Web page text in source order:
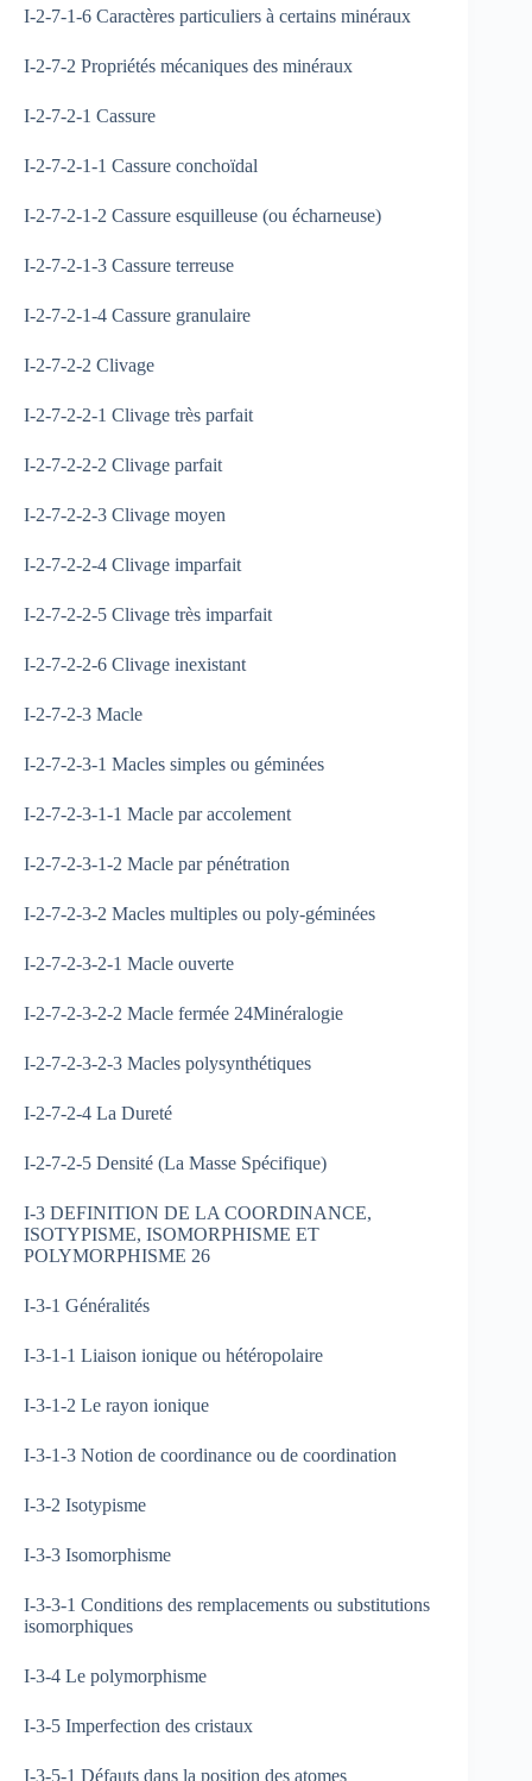
I-2-7-1-6 Caractères particuliers à certains minéraux
I-2-7-2 Propriétés mécaniques des minéraux
I-2-7-2-1 Cassure
I-2-7-2-1-1 Cassure conchoïdal
I-2-7-2-1-2 Cassure esquilleuse (ou écharneuse)
I-2-7-2-1-3 Cassure terreuse
I-2-7-2-1-4 Cassure granulaire
I-2-7-2-2 Clivage
I-2-7-2-2-1 Clivage très parfait
I-2-7-2-2-2 Clivage parfait
I-2-7-2-2-3 Clivage moyen
I-2-7-2-2-4 Clivage imparfait
I-2-7-2-2-5 Clivage très imparfait
I-2-7-2-2-6 Clivage inexistant
I-2-7-2-3 Macle
I-2-7-2-3-1 Macles simples ou géminées
I-2-7-2-3-1-1 Macle par accolement
I-2-7-2-3-1-2 Macle par pénétration
I-2-7-2-3-2 Macles multiples ou poly-géminées
I-2-7-2-3-2-1 Macle ouverte
I-2-7-2-3-2-2 Macle fermée 24Minéralogie
I-2-7-2-3-2-3 Macles polysynthétiques
I-2-7-2-4 La Dureté
I-2-7-2-5 Densité (La Masse Spécifique)
I-3 DEFINITION DE LA COORDINANCE,
ISOTYPISME, ISOMORPHISME ET
POLYMORPHISME 26
I-3-1 Généralités
I-3-1-1 Liaison ionique ou hétéropolaire
I-3-1-2 Le rayon ionique
I-3-1-3 Notion de coordinance ou de coordination
I-3-2 Isotypisme
I-3-3 Isomorphisme
I-3-3-1 Conditions des remplacements ou substitutions
isomorphiques
I-3-4 Le polymorphisme
I-3-5 Imperfection des cristaux
I-3-5-1 Défauts dans la position des atomes